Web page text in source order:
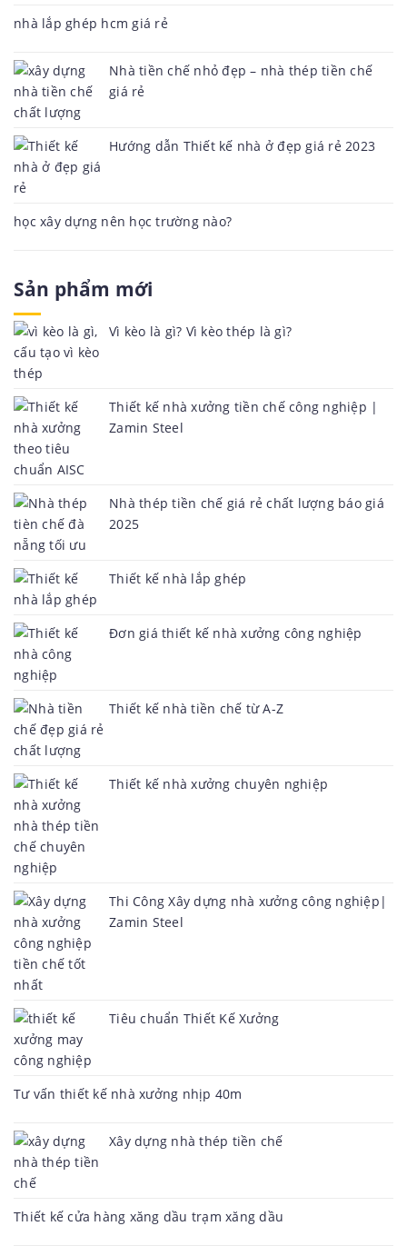
nhà lắp ghép hcm giá rẻ
Nhà tiền chế nhỏ đẹp – nhà thép tiền chế
giá rẻ
Hướng dẫn Thiết kế nhà ở đẹp giá rẻ 2023
học xây dựng nên học trường nào?
Sản phẩm mới
Vì kèo là gì? Vì kèo thép là gì?
Thiết kế nhà xưởng tiền chế công nghiệp |
Zamin Steel
Nhà thép tiền chế giá rẻ chất lượng báo giá
2025
Thiết kế nhà lắp ghép
Đơn giá thiết kế nhà xưởng công nghiệp
Thiết kế nhà tiền chế từ A-Z
Thiết kế nhà xưởng chuyên nghiệp
Thi Công Xây dựng nhà xưởng công nghiệp|
Zamin Steel
Tiêu chuẩn Thiết Kế Xưởng
Tư vấn thiết kế nhà xưởng nhịp 40m
Xây dựng nhà thép tiền chế
Thiết kế cửa hàng xăng dầu trạm xăng dầu